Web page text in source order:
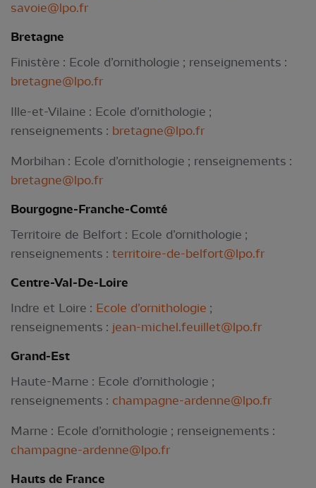
savoie@lpo.fr
Bretagne
Finistère : Ecole d’ornithologie ; renseignements :
bretagne@lpo.fr
Ille-et-Vilaine : Ecole d’ornithologie ;
renseignements : bretagne@lpo.fr
Morbihan : Ecole d’ornithologie ; renseignements :
bretagne@lpo.fr
Bourgogne-Franche-Comté
Territoire de Belfort : Ecole d’ornithologie ;
renseignements : territoire-de-belfort@lpo.fr
Centre-Val-De-Loire
Indre et Loire : Ecole d’ornithologie ;
renseignements : jean-michel.feuillet@lpo.fr
Grand-Est
Haute-Marne : Ecole d’ornithologie ;
renseignements : champagne-ardenne@lpo.fr
Marne : Ecole d’ornithologie ; renseignements :
champagne-ardenne@lpo.fr
Hauts de France